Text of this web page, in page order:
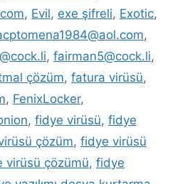
, Evil, exe şifreli, Exotic,
,
, fairman5@cock.li,
çözüm, fatura virüsü,
, FenixLocker,
, fidye virüsü, fidye
çözüm, fidye virüsü
virüsü çözümü, fidye